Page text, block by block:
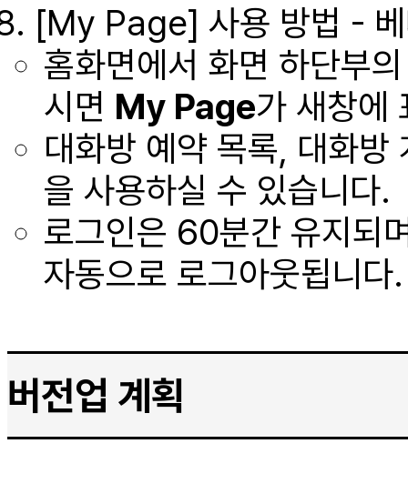
[My Page] 사용 방법 -
홈화면에서 화면 하단부
시면 My Page가 새창에
대화방 예약 목록, 대화방
을 사용하실 수 있습니다.
로그인은 60분간 유지되
자동으로 로그아웃됩니다.
버전업 계획